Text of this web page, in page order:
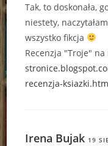
Tak, to doskonała,
niestety,
wszystko fikcja
Recenzja "Troje"
recenzja-
Irena Bujak 19